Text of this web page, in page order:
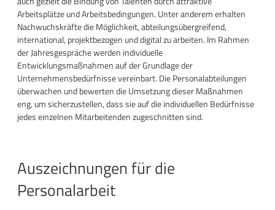
Arbeitsplätze und Arbeitsbedingungen. Unter anderem erhalten
Nachwuchskräfte die Möglichkeit, abteilungsübergreifend,
international, projektbezogen und digital zu arbeiten. Im Rahmen
der Jahresgespräche werden individuelle
Entwicklungsmaßnahmen auf der Grundlage der
Unternehmensbedürfnisse vereinbart. Die Personalabteilungen
überwachen und bewerten die Umsetzung dieser Maßnahmen
eng, um sicherzustellen, dass sie auf die individuellen Bedürfnisse
jedes einzelnen Mitarbeitenden zugeschnitten sind.
Auszeichnungen für die
Personalarbeit